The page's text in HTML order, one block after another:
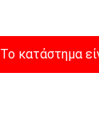
Το κατάστημα